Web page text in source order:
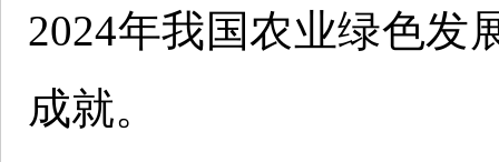
2024年我国农业绿色发
成就。